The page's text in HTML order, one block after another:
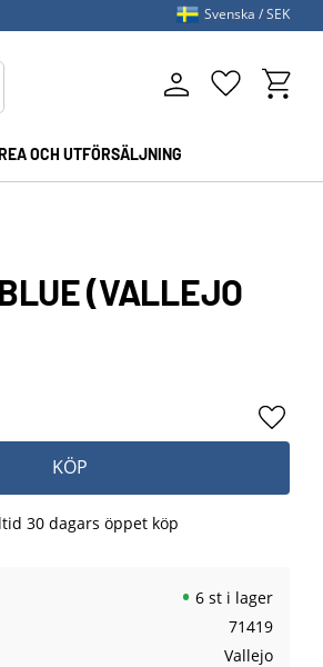
OCH UTFÖRSÄLJNING
Favoriter
Svenska SEK
(VALLEJO
KÖP
Lägg
30 dagars öppet köp
6 st i lager
71419
Vallejo